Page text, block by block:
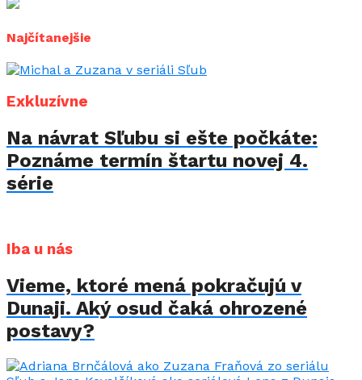
Najčítanejšie
Exkluzívne
Na návrat Sľubu si ešte počkáte:
Poznáme termín štartu novej 4.
série
Iba u nás
Vieme, ktoré mená pokračujú v
Dunaji. Aký osud čaká ohrozené
postavy?